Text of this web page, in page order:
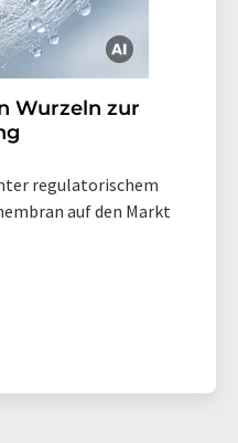
Wurzeln zur
regulatorischem
auf den Markt